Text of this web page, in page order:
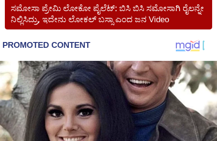
ಸಮೋಸಾ ಪ್ರೇಮಿ ಲೋಕೋ ಪೈಲೆಟ್: ಬಿಸಿ ಬಿಸಿ ಸಮೋಸಾಗಿ ರೈಲನ್ನೇ
ನಿಲ್ಲಿಸಿದ್ರು, ಇದೇನು ಲೋಕಲ್ ಬಸ್ಸಾ ಎಂದ ಜನ Video